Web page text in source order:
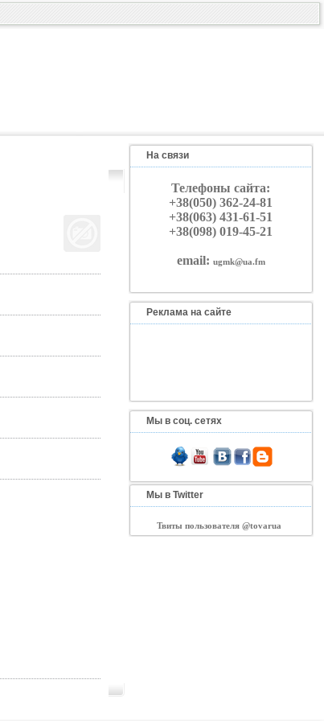
На связи
Телефоны сайта:
+38(050) 362-24-81
+38(063) 431-61-51
+38(098) 019-45-21
email: ugmk@ua.fm
Реклама на сайте
Мы в соц. сетях
Мы в Twitter
Твиты пользователя @tovarua